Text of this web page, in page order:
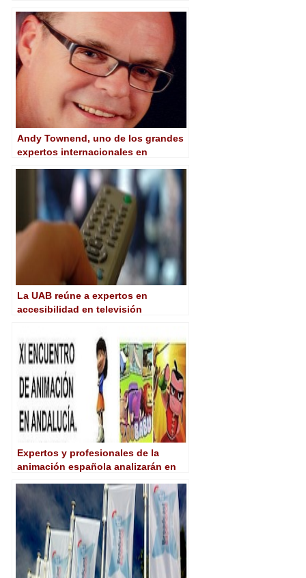
Andy Townend, uno de los grandes
expertos internacionales en
Experience 2015
La UAB reúne a expertos en
accesibilidad en televisión
Expertos y profesionales de la
animación española analizarán en